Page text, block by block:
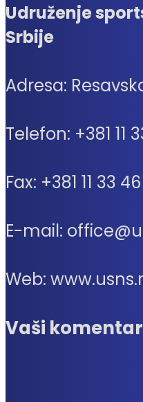
Udruženje
Srbije
Adresa:
Telefon: +381 11
Fax: +381 11 33
E-mail:
Web:
Vaši